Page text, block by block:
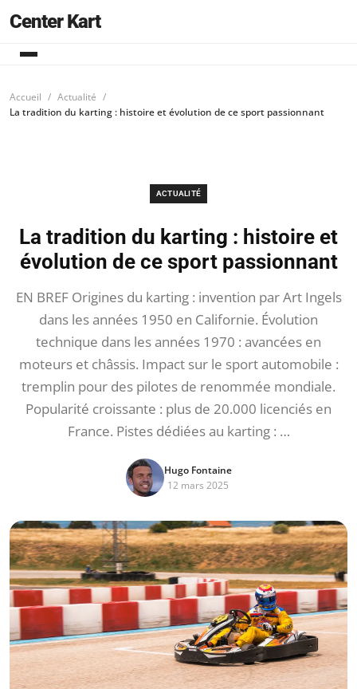
Center Kart
Accueil
Actualité
La tradition du karting : histoire et évolution de ce sport passionnant
ACTUALITÉ
La tradition du karting : histoire et
évolution de ce sport passionnant
EN BREF Origines du karting : invention par Art Ingels
dans les années 1950 en Californie. Évolution
technique dans les années 1970 : avancées en
moteurs et châssis. Impact sur le sport automobile :
tremplin pour des pilotes de renommée mondiale.
Popularité croissante : plus de 20.000 licenciés en
France. Pistes dédiées au karting : …
Hugo Fontaine
12 mars 2025